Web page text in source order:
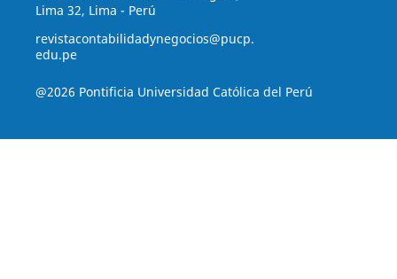
Lima 32, Lima - Perú
revistacontabilidadynegocios@pucp.
edu.pe
@2026 Pontificia Universidad Católica del Perú